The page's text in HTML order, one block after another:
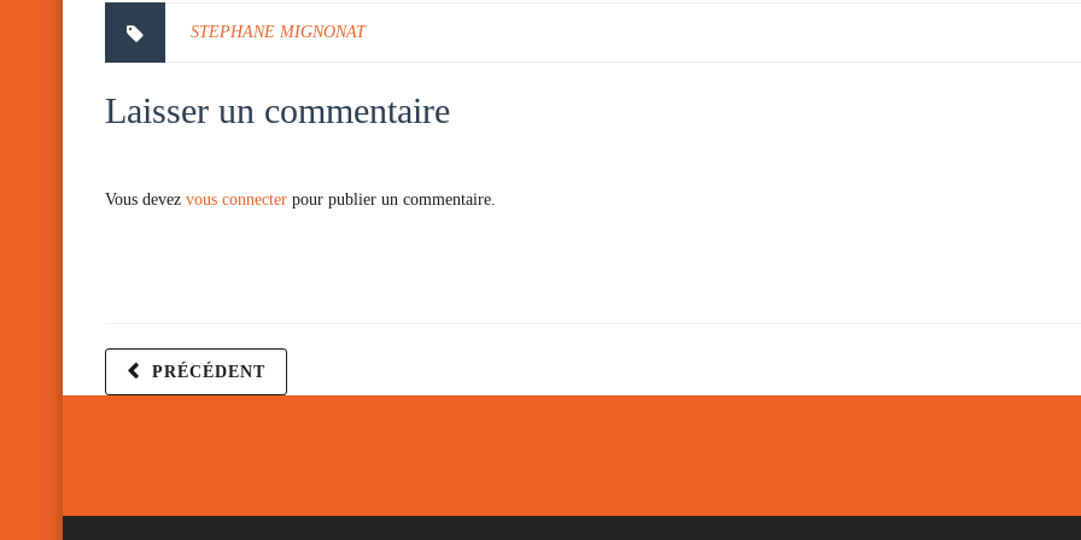
STEPHANE MIGNONAT
Laisser un commentaire
Vous devez vous connecter pour publier un commentaire.
PRÉCÉDENT